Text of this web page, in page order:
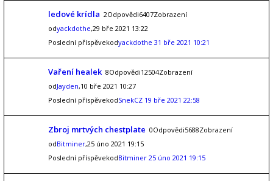
ledové krídla 2Odpovědi6407Zobrazení
odyackdothe,29 bře 2021 13:22
Poslední příspěvekodyackdothe 31 bře 2021 10:21
Vaření healek 8Odpovědi12504Zobrazení
odJayden,10 bře 2021 10:27
Poslední příspěvekodSnekCZ 19 bře 2021 22:58
Zbroj mrtvých chestplate 0Odpovědi5688Zobrazení
odBitminer,25 úno 2021 19:15
Poslední příspěvekodBitminer 25 úno 2021 19:15